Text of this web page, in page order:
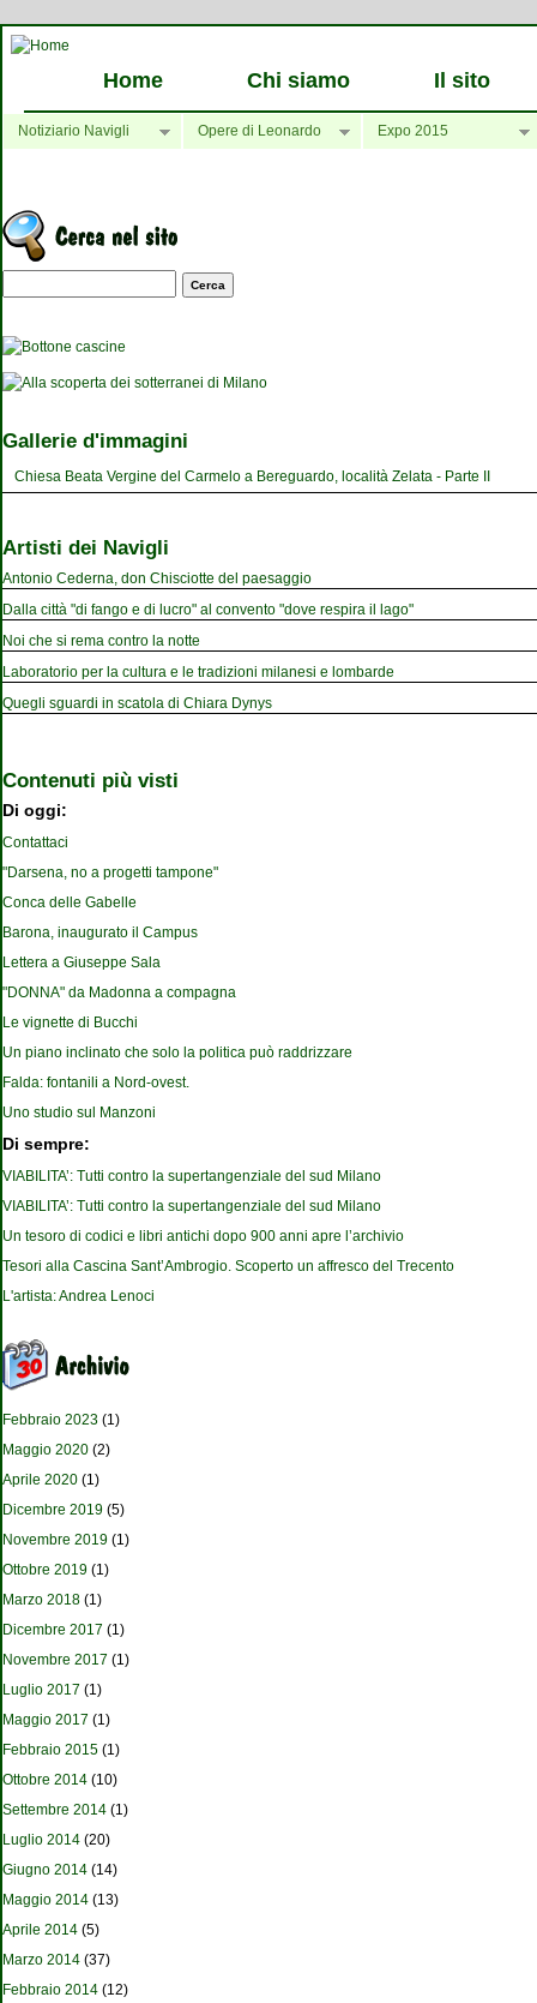
Home Chi siamo Il sito
Notiziario Navigli Opere di Leonardo Expo 2015
Maschera di ricerca
Gallerie d'immagini
Chiesa Beata Vergine del Carmelo a Bereguardo, località Zelata - Parte II
Artisti dei Navigli
Antonio Cederna, don Chisciotte del paesaggio
Dalla città "di fango e di lucro" al convento "dove respira il lago"
Noi che si rema contro la notte
Laboratorio per la cultura e le tradizioni milanesi e lombarde
Quegli sguardi in scatola di Chiara Dynys
Contenuti più visti
Di oggi:
Contattaci
"Darsena, no a progetti tampone"
Conca delle Gabelle
Barona, inaugurato il Campus
Lettera a Giuseppe Sala
"DONNA" da Madonna a compagna
Le vignette di Bucchi
Un piano inclinato che solo la politica può raddrizzare
Falda: fontanili a Nord-ovest.
Uno studio sul Manzoni
Di sempre:
VIABILITA’: Tutti contro la supertangenziale del sud Milano
VIABILITA’: Tutti contro la supertangenziale del sud Milano
Un tesoro di codici e libri antichi dopo 900 anni apre l’archivio
Tesori alla Cascina Sant’Ambrogio. Scoperto un affresco del Trecento
L'artista: Andrea Lenoci
Febbraio 2023 (1)
Maggio 2020 (2)
Aprile 2020 (1)
Dicembre 2019 (5)
Novembre 2019 (1)
Ottobre 2019 (1)
Marzo 2018 (1)
Dicembre 2017 (1)
Novembre 2017 (1)
Luglio 2017 (1)
Maggio 2017 (1)
Febbraio 2015 (1)
Ottobre 2014 (10)
Settembre 2014 (1)
Luglio 2014 (20)
Giugno 2014 (14)
Maggio 2014 (13)
Aprile 2014 (5)
Marzo 2014 (37)
Febbraio 2014 (12)